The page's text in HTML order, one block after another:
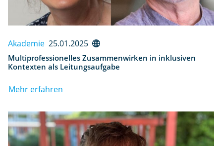
Akademie 25.01.2025
Multiprofessionelles Zusammenwirken in inklusiven
Kontexten als Leitungsaufgabe
Mehr erfahren